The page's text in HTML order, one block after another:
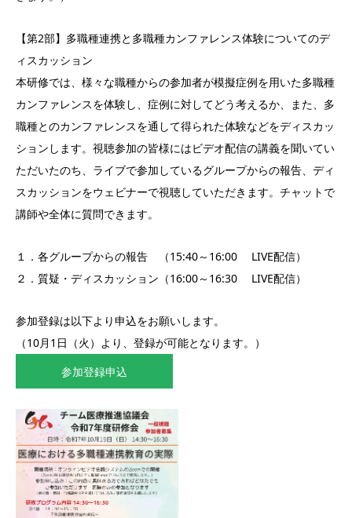
【第2部】多職種連携と多職種カンファレンス体験についてのデ
ィスカッション
本研修では、様々な職種からの参加者が模擬症例を用いた多職種
カンファレンスを体験し、症例に対してどう考えるか、また、多
職種とのカンファレンスを通して得られた体験などをディスカッ
ションします。視聴参加の皆様にはビデオ配信の講義を聞いてい
ただいたのち、ライブで参加しているグループからの報告、ディ
スカッションをウェビナーで視聴していただきます。チャットで
講師や全体に質問できます。
１．各グループからの報告 （15:40～16:00 LIVE配信）
２．質疑・ディスカッション（16:00～16:30 LIVE配信）
参加登録は以下より申込をお願いします。
（10月1日（火）より、登録が可能となります。）
参加登録申込